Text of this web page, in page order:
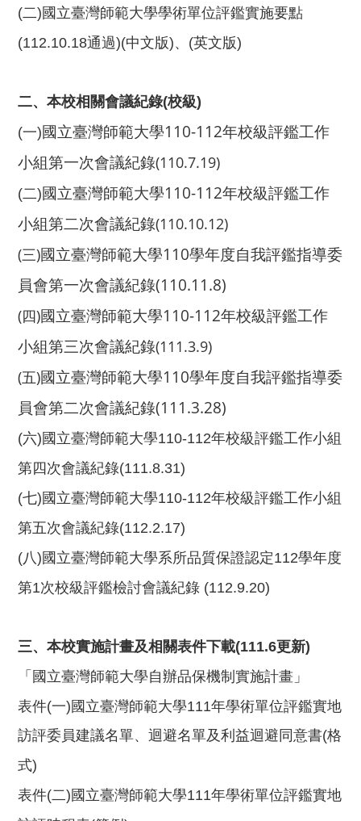
(二) 國立臺灣師範大學學術單位評鑑實施要點
(112.10.18通過)(中文版)、 (英文版)
二、本校相關會議紀錄(校級)
(一)國立臺灣師範大學110-112年校級評鑑工作
小組第一次會議紀錄(110.7.19)
(二)國立臺灣師範大學110-112年校級評鑑工作
小組第二次會議紀錄(110.10.12)
(三)國立臺灣師範大學110學年度自我評鑑指導委
員會第一次會議紀錄(110.11.8)
(四)國立臺灣師範大學110-112年校級評鑑工作
小組第三次會議紀錄(111.3.9)
(五)國立臺灣師範大學110學年度自我評鑑指導委
員會第二次會議紀錄(111.3.28)
(六)國立臺灣師範大學110-112年校級評鑑工作小組
第四次會議紀錄(111.8.31)
(七) 國立臺灣師範大學110-112年校級評鑑工作小組
第五次會議紀錄(112.2.17)
(八) 國立臺灣師範大學系所品質保證認定112學年度
第1次校級評鑑檢討會議紀錄 (112.9.20)
三、本校實施計畫及相關表件下載(111.6更新)
「國立臺灣師範大學自辦品保機制實施計畫」
表件(一) 國立臺灣師範大學111年學術單位評鑑實地
訪評委員建議名單、迴避名單及利益迴避同意書(格
式)
表件(二) 國立臺灣師範大學111年學術單位評鑑實地